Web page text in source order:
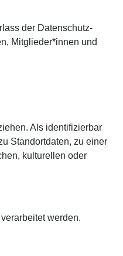
der Datenschutz-
Mitglieder*innen und
Als identifizierbar
Standortdaten, zu einer
kulturellen oder
werden.